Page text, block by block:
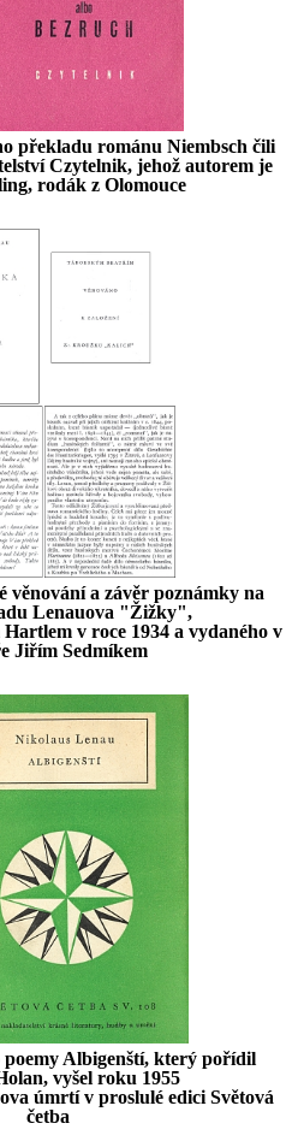
překladu románu Niembsch čili
Czytelnik, jehož autorem je
rodák z Olomouce
věnování a závěr poznámky na
Lenauova "Žižky",
v roce 1934 a vydaného v
Jiřím Sedmíkem
Albigenští, který pořídil
vyšel roku 1955
úmrtí v proslulé edici Světová
četba